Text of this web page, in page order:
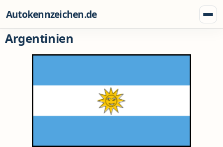
Autokennzeichen.de
Argentinien